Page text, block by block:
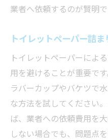
業者へ依頼するのが賢明で
トイレットペーパー詰
トイレットペーパーによ
用を避けることが重要で
ラバーカップやバケツで
な方法を試してください
ば、業者への依頼費用を
しない場合でも、問題点